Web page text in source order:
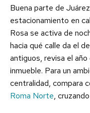
Buena parte de
estacionamiento en
Rosa se activa de
hacia qué calle da el
antiguos, revisa el
inmueble. Para un
centralidad, compara
Roma Norte,